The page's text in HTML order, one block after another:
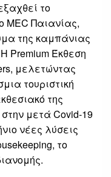
το
MEC Παιανίας,
της καμπάνιας
Premium Έκθεση
μελετώντας
τουριστική
της
μετά Covid-19
νέες λύσεις
το